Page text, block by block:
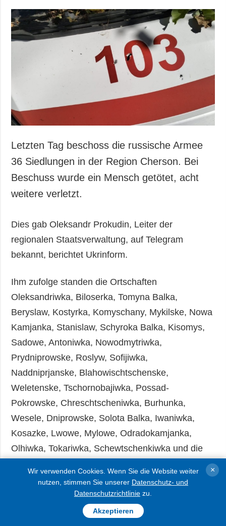
Letzten Tag beschoss die russische Armee
36 Siedlungen in der Region Cherson. Bei
Beschuss wurde ein Mensch getötet, acht
weitere verletzt.
Dies gab Oleksandr Prokudin, Leiter der
regionalen Staatsverwaltung, auf Telegram
bekannt, berichtet Ukrinform.
Ihm zufolge standen die Ortschaften
Oleksandriwka, Biloserka, Tomyna Balka,
Beryslaw, Kostyrka, Komyschany, Mykilske, Nowa
Kamjanka, Stanislaw, Schyroka Balka, Kisomys,
Sadowe, Antoniwka, Nowodmytriwka,
Prydniprowske, Roslyw, Sofijiwka,
Naddniprjanske, Blahowischtschenske,
Weletenske, Tschornobajiwka, Possad-
Pokrowske, Chreschtscheniwka, Burhunka,
Wesele, Dniprowske, Solota Balka, Iwaniwka,
Kosazke, Lwowe, Mylowe, Odradokamjanka,
Olhiwka, Tokariwka, Schewtschenkiwka und die
Stadt Cherson unter feindlichem Artilleriebeschuss
und Drohnen– und Luftangriffen.
Russische Besatzungstruppen beschossen die
Wohnviertel der Ortschaften und die ktritische und
Wir verwenden Cookies. Wenn Sie die Website weiter
nutzen, stimmen Sie unserer Datenschutz- und
Datenschutzrichtlinie zu.
Akzeptieren
×